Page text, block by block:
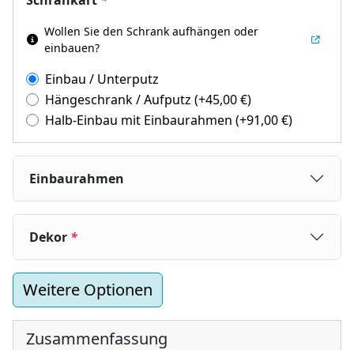
Wollen Sie den Schrank aufhängen oder
einbauen?
Einbau / Unterputz
Hängeschrank / Aufputz (+45,00€)
Halb-Einbau mit Einbaurahmen (+91,00€)
Einbaurahmen
Dekor *
Weitere Optionen
Zusammenfassung